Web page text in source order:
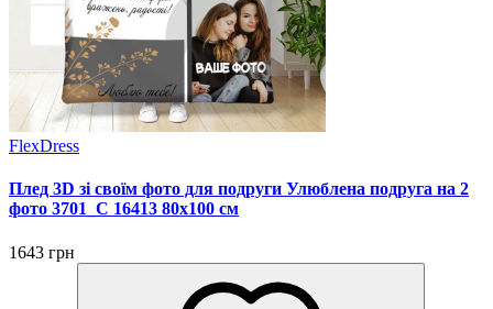
FlexDress
Плед 3D зі своїм фото для подруги Улюблена подруга на 2
фото 3701_C 16413 80х100 см
1643 грн